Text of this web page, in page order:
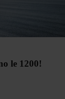
le 1200!